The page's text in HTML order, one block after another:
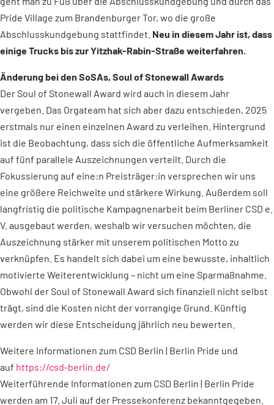
Pride Village zum Brandenburger Tor, wo die große
Abschlusskundgebung stattfindet. Neu in diesem Jahr ist, dass
einige Trucks bis zur Yitzhak-Rabin-Straße weiterfahren.
Änderung bei den SoSAs, Soul of Stonewall Awards
Der Soul of Stonewall Award wird auch in diesem Jahr
vergeben. Das Orgateam hat sich aber dazu entschieden, 2025
erstmals nur einen einzelnen Award zu verleihen. Hintergrund
ist die Beobachtung, dass sich die öffentliche Aufmerksamkeit
auf fünf parallele Auszeichnungen verteilt. Durch die
Fokussierung auf eine:n Preisträger:in versprechen wir uns
eine größere Reichweite und stärkere Wirkung. Außerdem soll
langfristig die politische Kampagnenarbeit beim Berliner CSD e.
V. ausgebaut werden, weshalb wir versuchen möchten, die
Auszeichnung stärker mit unserem politischen Motto zu
verknüpfen. Es handelt sich dabei um eine bewusste, inhaltlich
motivierte Weiterentwicklung – nicht um eine Sparmaßnahme.
Obwohl der Soul of Stonewall Award sich finanziell nicht selbst
trägt, sind die Kosten nicht der vorrangige Grund. Künftig
werden wir diese Entscheidung jährlich neu bewerten.
Weitere Informationen zum CSD Berlin | Berlin Pride und
auf https://csd-berlin.de/
Weiterführende Informationen zum CSD Berlin | Berlin Pride
werden am 17. Juli auf der Pressekonferenz bekanntgegeben.